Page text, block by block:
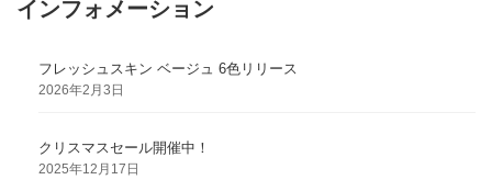
インフォメーション
フレッシュスキン ベージュ 6色リリース
2026年2月3日
クリスマスセール開催中！
2025年12月17日